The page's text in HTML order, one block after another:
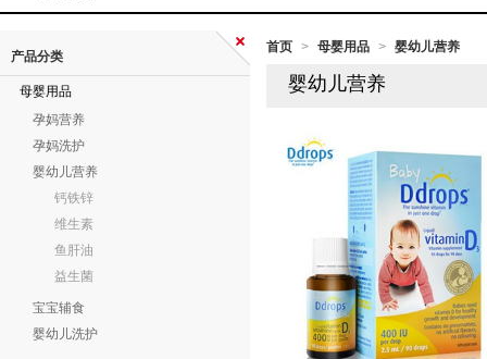
首页 > 母婴用品 > 婴幼儿营养
婴幼儿营养
产品分类
母婴用品
孕妈营养
孕妈洗护
婴幼儿营养
钙铁锌
维生素
鱼肝油
益生菌
宝宝辅食
婴幼儿洗护